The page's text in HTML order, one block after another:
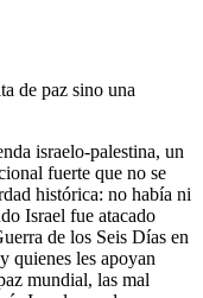
de paz sino una
israelo-palestina, un
fuerte que no se
histórica: no había ni
Israel fue atacado
de los Seis Días en
quienes les apoyan
mundial, las mal